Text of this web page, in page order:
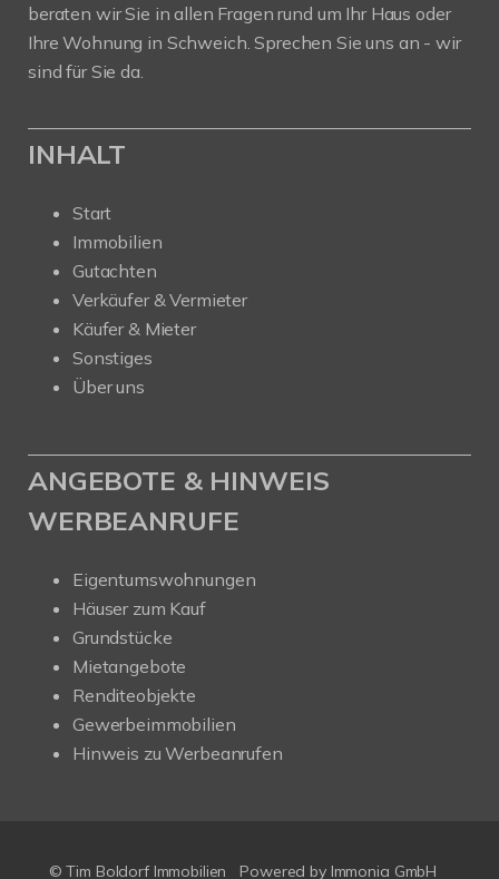
beraten wir Sie in allen Fragen rund um Ihr Haus oder
Ihre Wohnung in Schweich. Sprechen Sie uns an - wir
sind für Sie da.
INHALT
Start
Immobilien
Gutachten
Verkäufer & Vermieter
Käufer & Mieter
Sonstiges
Über uns
ANGEBOTE & HINWEIS
WERBEANRUFE
Eigentumswohnungen
Häuser zum Kauf
Grundstücke
Mietangebote
Renditeobjekte
Gewerbeimmobilien
Hinweis zu Werbeanrufen
© Tim Boldorf Immobilien Powered by Immonia GmbH